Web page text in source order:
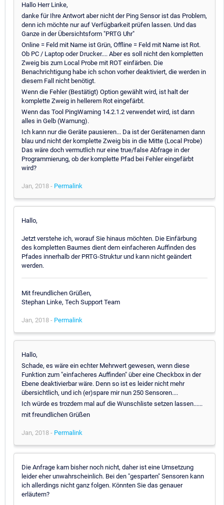
Hallo Herr Linke,
danke für Ihre Antwort aber nicht der Ping Sensor ist das Problem,
denn ich möchte nur auf Verfügbarkeit prüfen lassen. Und das
Ganze in der Übersichtsform "PRTG Uhr"
Online = Feld mit Name ist Grün, Offline = Feld mit Name ist Rot.
Ob PC / Laptop oder Drucker.... Aber es soll nicht den kompletten
Zweig bis zum Local Probe mit ROT einfärben. Die
Benachrichtigung habe ich schon vorher deaktiviert, die werden in
diesem Fall nicht benötigt.
Wenn die Fehler (Bestätigt) Option gewählt wird, ist halt der
komplette Zweig in hellerem Rot eingefärbt.
Wenn das Tool PingWarning 14.2.1.2 verwendet wird, ist dann
alles in Gelb (Warnung).
Ich kann nur die Geräte pausieren... Da ist der Gerätenamen dann
blau und nicht der komplette Zweig bis in die Mitte (Local Probe)
Das wäre doch vermutlich nur eine true/false Abfrage in der
Programmierung, ob der komplette Pfad bei Fehler eingefärbt
wird?
Jan, 2018 - Permalink
Hallo,
Jetzt verstehe ich, worauf Sie hinaus möchten. Die Einfärbung
des kompletten Baumes dient dem einfacheren Auffinden des
Pfades innerhalb der PRTG-Struktur und kann nicht geändert
werden.
Mit freundlichen Grüßen,
Stephan Linke, Tech Support Team
Jan, 2018 - Permalink
Hallo,
Schade, es wäre ein echter Mehrwert gewesen, wenn diese
Funktion zum "einfacheres Auffinden" über eine Checkbox in der
Ebene deaktivierbar wäre. Denn so ist es leider nicht mehr
übersichtlich, und ich (er)spare mir nun 250 Sensoren....
Ich würde es trozdem mal auf die Wunschliste setzen lassen......
mit freundlichen Grüßen
Jan, 2018 - Permalink
Die Anfrage kam bisher noch nicht, daher ist eine Umsetzung
leider eher unwahrscheinlich. Bei den "gesparten" Sensoren kann
ich allerdings nicht ganz folgen. Könnten Sie das genauer
erläutern?